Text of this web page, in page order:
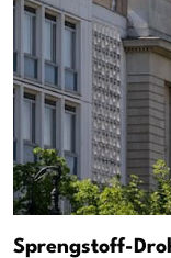
Sprengstoff-